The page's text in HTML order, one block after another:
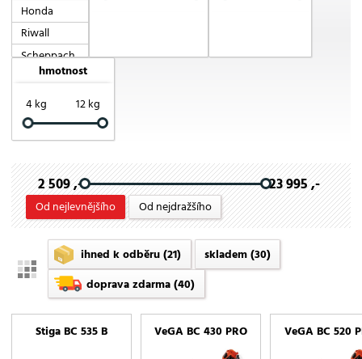
Honda
Riwall
Scheppach
Stiga
Vari
VeGa
hmotnost
4 kg
12 kg
2 509 ,- 23 995 ,-
Od nejlevnějšího Od nejdražšího
ihned k odběru(21) skladem(30)
doprava zdarma(40)
Stiga BC 535 B VeGA BC 430 PRO VeGA BC 520